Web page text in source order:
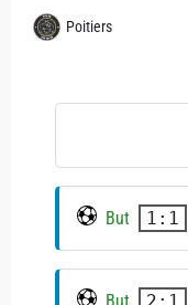
Poitiers
But 1:1
But